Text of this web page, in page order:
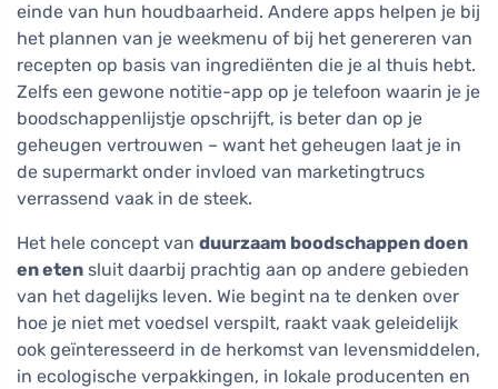
einde van hun houdbaarheid. Andere apps helpen je bij
het plannen van je weekmenu of bij het genereren van
recepten op basis van ingrediënten die je al thuis hebt.
Zelfs een gewone notitie-app op je telefoon waarin je je
boodschappenlijstje opschrijft, is beter dan op je
geheugen vertrouwen – want het geheugen laat je in
de supermarkt onder invloed van marketingtrucs
verrassend vaak in de steek.
Het hele concept van duurzaam boodschappen doen
en eten sluit daarbij prachtig aan op andere gebieden
van het dagelijks leven. Wie begint na te denken over
hoe je niet met voedsel verspilt, raakt vaak geleidelijk
ook geïnteresseerd in de herkomst van levensmiddelen,
in ecologische verpakkingen, in lokale producenten en